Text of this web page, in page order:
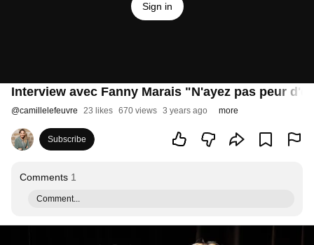
Sign in
Interview avec Fanny Marais "N'ayez pas peur
@camillelefeuvre 23 likes 670 views 3 years ago more
Subscribe
Comments 1
Comment...